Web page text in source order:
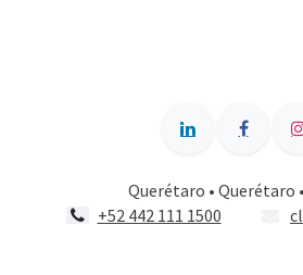
Querétaro • Querétaro
+52 442 111 1500